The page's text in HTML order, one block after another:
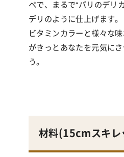
ペで、まるで“パリのデリ
デリのように仕上げます
ビタミンカラーと様々な
がきっとあなたを元気に
う。
材料(15cmスキレ